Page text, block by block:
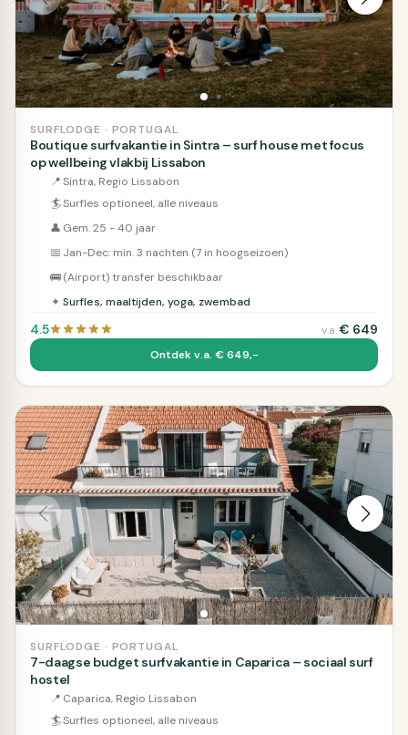
SURFLODGE · PORTUGAL
Boutique surfvakantie in Sintra – surf house met focus
op wellbeing vlakbij Lissabon
📍Sintra, Regio Lissabon
🏄Surfles optioneel, alle niveaus
👤 Gem. 25 - 40 jaar
📅 Jan-Dec: min. 3 nachten (7 in hoogseizoen)
🚌(Airport) transfer beschikbaar
✦ Surfles, maaltijden, yoga, zwembad
4.5 v.a.€ 649
Ontdek v.a. € 649,-
SURFLODGE · PORTUGAL
7-daagse budget surfvakantie in Caparica – sociaal surf
hostel
📍 Caparica, Regio Lissabon
🏄Surfles optioneel, alle niveaus